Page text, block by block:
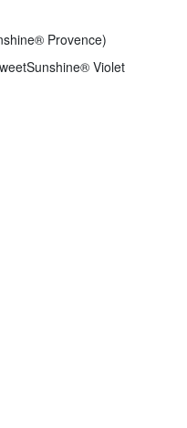
Provence)
Violet